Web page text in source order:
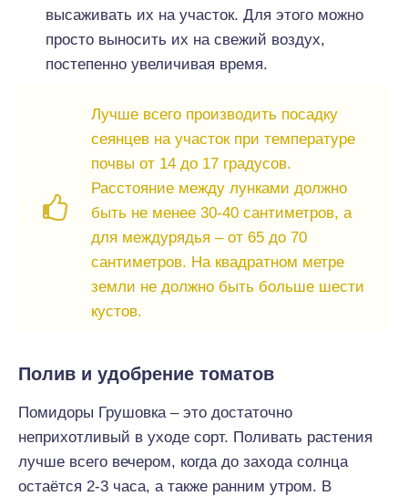
высаживать их на участок. Для этого можно
просто выносить их на свежий воздух,
постепенно увеличивая время.
Лучше всего производить посадку
сеянцев на участок при температуре
почвы от 14 до 17 градусов.
Расстояние между лунками должно
быть не менее 30-40 сантиметров, а
для междурядья – от 65 до 70
сантиметров. На квадратном метре
земли не должно быть больше шести
кустов.
Полив и удобрение томатов
Помидоры Грушовка – это достаточно
неприхотливый в уходе сорт. Поливать растения
лучше всего вечером, когда до захода солнца
остаётся 2-3 часа, а также ранним утром. В